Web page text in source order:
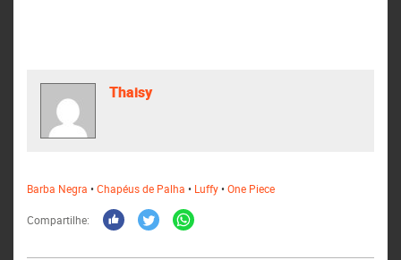
Thaisy
Barba Negra •Chapéus de Palha • Luffy•One Piece
Compartilhe: